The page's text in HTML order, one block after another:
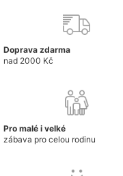
Doprava zdarma
nad 2000 Kč
Pro malé i velké
zábava pro celou rodinu